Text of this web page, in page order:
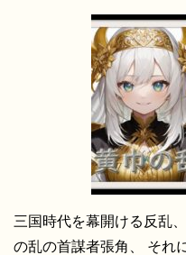
三国時代を幕開ける反乱
の乱の首謀者張角、 それ